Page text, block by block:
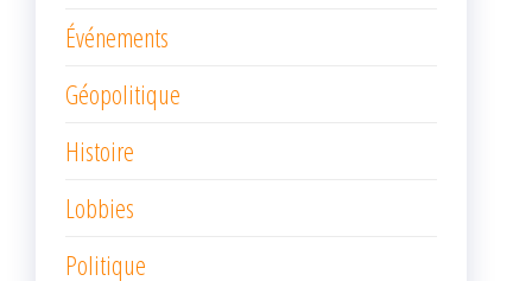
Événements
Géopolitique
Histoire
Lobbies
Politique